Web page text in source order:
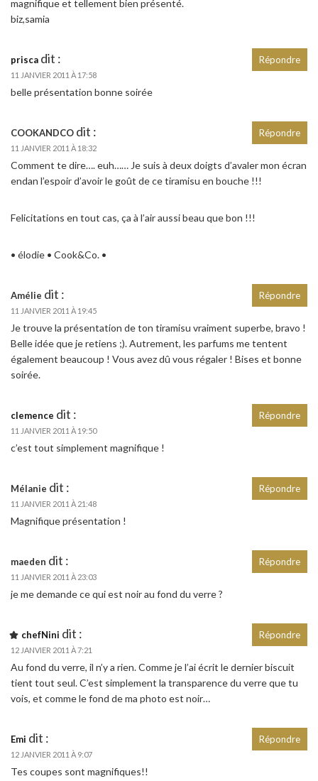
magnifique et tellement bien présenté.
biz,samia
prisca dit :
11 JANVIER 2011 À 17:58
belle présentation bonne soirée
Répondre
COOKANDCO dit :
11 JANVIER 2011 À 18:32
Comment te dire…. euh…… Je suis à deux doigts d’avaler mon écran
endan l’espoir d’avoir le goût de ce tiramisu en bouche !!!
Felicitations en tout cas, ça à l’air aussi beau que bon !!!
• élodie • Cook&Co. •
Répondre
Amélie dit :
11 JANVIER 2011 À 19:45
Je trouve la présentation de ton tiramisu vraiment superbe, bravo !
Belle idée que je retiens ;). Autrement, les parfums me tentent
également beaucoup ! Vous avez dû vous régaler ! Bises et bonne
soirée.
Répondre
clemence dit :
11 JANVIER 2011 À 19:50
c’est tout simplement magnifique !
Répondre
Mélanie dit :
11 JANVIER 2011 À 21:48
Magnifique présentation !
Répondre
maeden dit :
11 JANVIER 2011 À 23:03
je me demande ce qui est noir au fond du verre ?
Répondre
chefNini dit :
12 JANVIER 2011 À 7:21
Au fond du verre, il n’y a rien. Comme je l’ai écrit le dernier biscuit
tient tout seul. C’est simplement la transparence du verre que tu
vois, et comme le fond de ma photo est noir…
Répondre
Emi dit :
12 JANVIER 2011 À 9:07
Tes coupes sont magnifiques!!
Répondre